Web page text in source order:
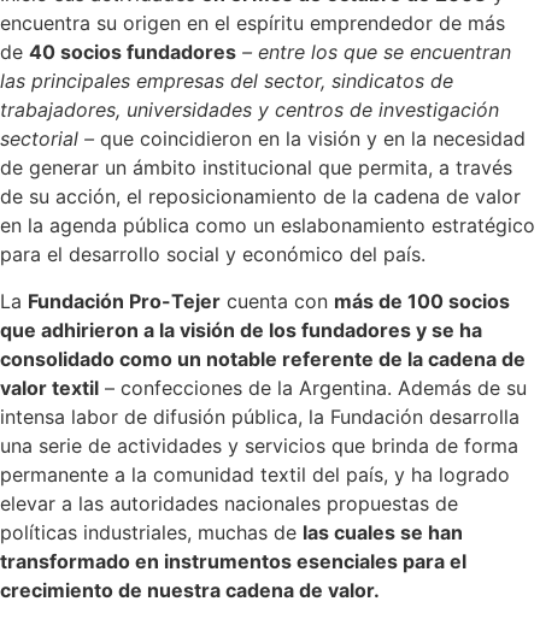
encuentra su origen en el espíritu emprendedor de más
de 40 socios fundadores – entre los que se encuentran
las principales empresas del sector, sindicatos de
trabajadores, universidades y centros de investigación
sectorial – que coincidieron en la visión y en la necesidad
de generar un ámbito institucional que permita, a través
de su acción, el reposicionamiento de la cadena de valor
en la agenda pública como un eslabonamiento estratégico
para el desarrollo social y económico del país.
La Fundación Pro-Tejer cuenta con más de 100 socios
que adhirieron a la visión de los fundadores y se ha
consolidado como un notable referente de la cadena de
valor textil – confecciones de la Argentina. Además de su
intensa labor de difusión pública, la Fundación desarrolla
una serie de actividades y servicios que brinda de forma
permanente a la comunidad textil del país, y ha logrado
elevar a las autoridades nacionales propuestas de
políticas industriales, muchas de las cuales se han
transformado en instrumentos esenciales para el
crecimiento de nuestra cadena de valor.